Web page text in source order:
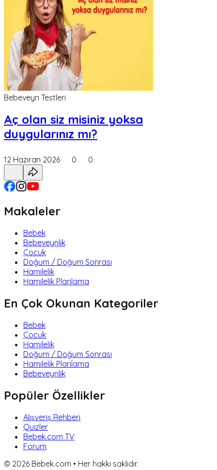
Bebeveyn Testleri
Aç olan siz misiniz yoksa
duygularınız mı?
12 Haziran 2026 0 0
Makaleler
Bebek
Bebeveynlik
Çocuk
Doğum / Doğum Sonrası
Hamilelik
Hamilelik Planlama
En Çok Okunan Kategoriler
Bebek
Çocuk
Hamilelik
Doğum / Doğum Sonrası
Hamilelik Planlama
Bebeveynlik
Popüler Özellikler
Alışveriş Rehberi
Quizler
Bebek.com TV
Forum
© 2026 Bebek.com • Her hakkı saklıdır.